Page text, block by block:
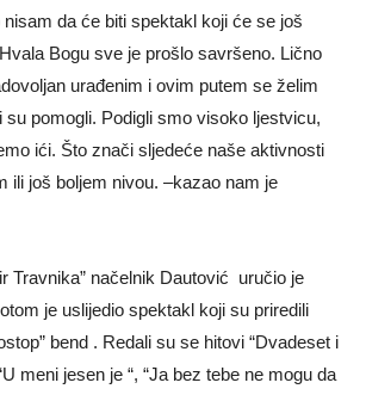
da će biti spektakl koji će se još
Bogu sve je prošlo savršeno. Lično
urađenim i ovim putem se želim
pomogli. Podigli smo visoko ljestvicu,
ići. Što znači sljedeće naše aktivnosti
ili još boljem nivou. –kazao nam je
Travnika” načelnik Dautović uručio je
je uslijedio spektakl koji su priredili
bend . Redali su se hitovi “Dvadeset i
meni jesen je “, “Ja bez tebe ne mogu da